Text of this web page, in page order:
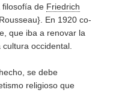
filosofía de Friedrich
En 1920 co-
que iba a renovar la
occidental.
hecho, se debe
religioso que